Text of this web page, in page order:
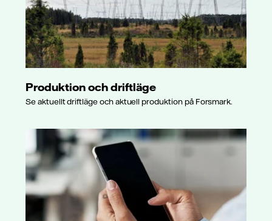
Produktion och driftläge
Se aktuellt driftläge och aktuell produktion på Forsmark.